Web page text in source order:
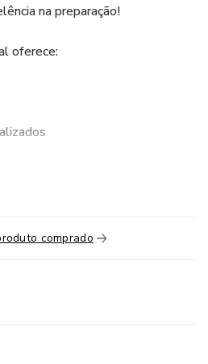
na preparação!
oferece:
de Combate às Endemias
comprado